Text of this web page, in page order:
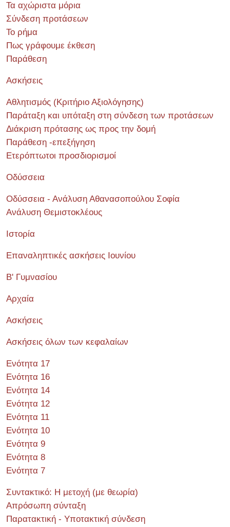
Τα αχώριστα μόρια
Σύνδεση προτάσεων
Το ρήμα
Πως γράφουμε έκθεση
Παράθεση
Ασκήσεις
Αθλητισμός (Κριτήριο Αξιολόγησης)
Παράταξη και υπόταξη στη σύνδεση των προτάσεων
Διάκριση πρότασης ως προς την δομή
Παράθεση -επεξήγηση
Ετερόπτωτοι προσδιορισμοί
Οδύσσεια
Οδύσσεια - Ανάλυση Αθανασοπούλου Σοφία
Ανάλυση Θεμιστοκλέους
Ιστορία
Επαναληπτικές ασκήσεις Ιουνίου
Β' Γυμνασίου
Αρχαία
Ασκήσεις
Ασκήσεις όλων των κεφαλαίων
Ενότητα 17
Ενότητα 16
Ενότητα 14
Ενότητα 12
Ενότητα 11
Ενότητα 10
Ενότητα 9
Ενότητα 8
Ενότητα 7
Συντακτικό: Η μετοχή (με θεωρία)
Απρόσωπη σύνταξη
Παρατακτική - Υποτακτική σύνδεση